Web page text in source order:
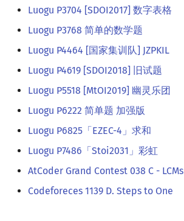
Luogu P3704 [SDOI2017] 数字表格
Luogu P3768 简单的数学题
Luogu P4464 [国家集训队] JZPKIL
Luogu P4619 [SDOI2018] 旧试题
Luogu P5518 [MtOI2019] 幽灵乐团
Luogu P6222 简单题 加强版
Luogu P6825「EZEC-4」求和
Luogu P7486「Stoi2031」彩虹
AtCoder Grand Contest 038 C - LCMs
Codeforeces 1139 D. Steps to One